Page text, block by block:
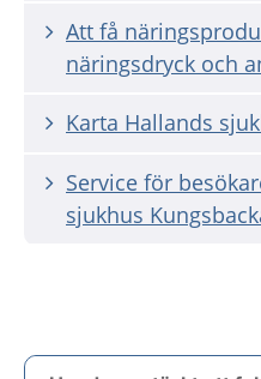
Att få
näringsdryck och
Karta Hallands
Service för
sjukhus